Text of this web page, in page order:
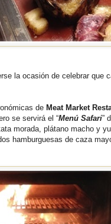
la ocasión de celebrar que
de Meat Market
se servirá el “Menú Safari”
morada, plátano macho y
hamburguesas de caza